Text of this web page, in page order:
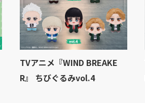
TVアニメ『WIND BREAKE
R』 ちびぐるみvol.4